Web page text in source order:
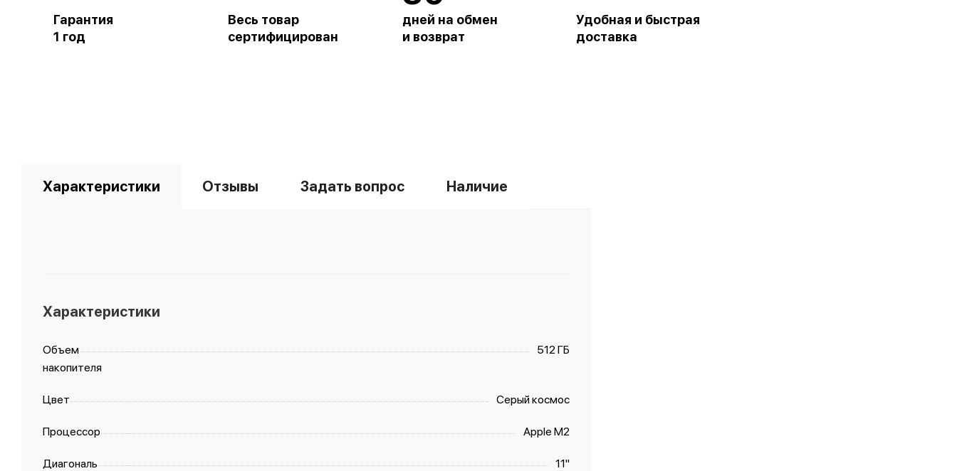
Гарантия
1 год
Весь товар
сертифицирован
дней на обмен
и возврат
Удобная и быстрая
доставка
Характеристики Отзывы Задать вопрос Наличие
Характеристики
Объем
накопителя
512 ГБ
Цвет Серый космос
Процессор Apple M2
Диагональ 11"